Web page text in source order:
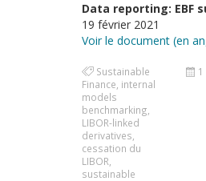
Data reporting: EBF
19 février 2021
Voir le document (en
Sustainable
Finance internal
models
benchmarking
LIBOR-linked
derivatives
cessation du
LIBOR
sustainable